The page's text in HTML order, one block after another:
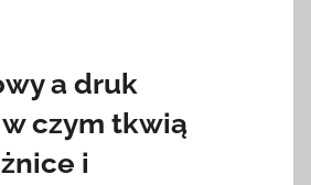
a druk
czym tkwią
i